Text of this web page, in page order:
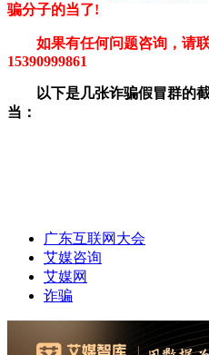
骗分子的当了!
如果有任何问题咨询，请
15390999861
以下是几张诈骗假冒群的
当：
广东互联网大会
艾媒咨询
艾媒网
诈骗